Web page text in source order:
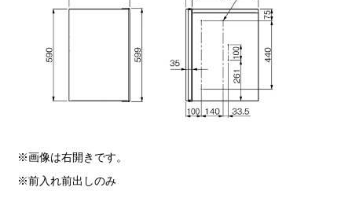
※画像は右開きです。
※前入れ前出しのみ